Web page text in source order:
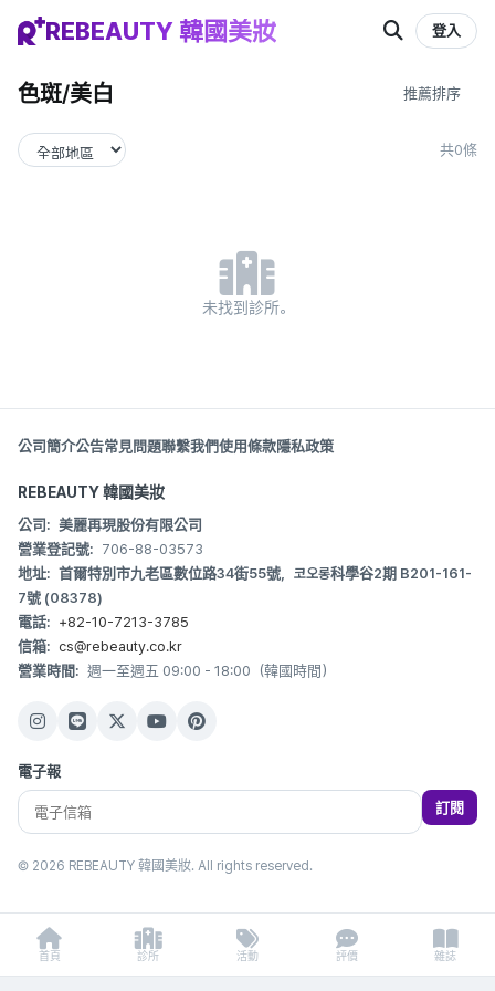
REBEAUTY 韓國美妝 登入
色斑/美白
共0條
未找到診所。
公司簡介公告常見問題聯繫我們使用條款隱私政策
REBEAUTY 韓國美妝
公司: 美麗再現股份有限公司
營業登記號: 706-88-03573
地址: 首爾特別市九老區數位路34街55號，코오롱科學谷2期 B201-161-
7號 (08378)
電話: +82-10-7213-3785
信箱: cs@rebeauty.co.kr
營業時間: 週一至週五 09:00 - 18:00（韓國時間）
電子報
訂閱
© 2026 REBEAUTY 韓國美妝. All rights reserved.
首頁 診所 活動 評價 雜誌